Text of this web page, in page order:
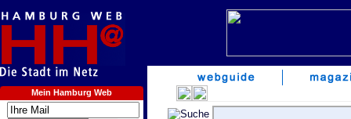
Mein Hamburg Web